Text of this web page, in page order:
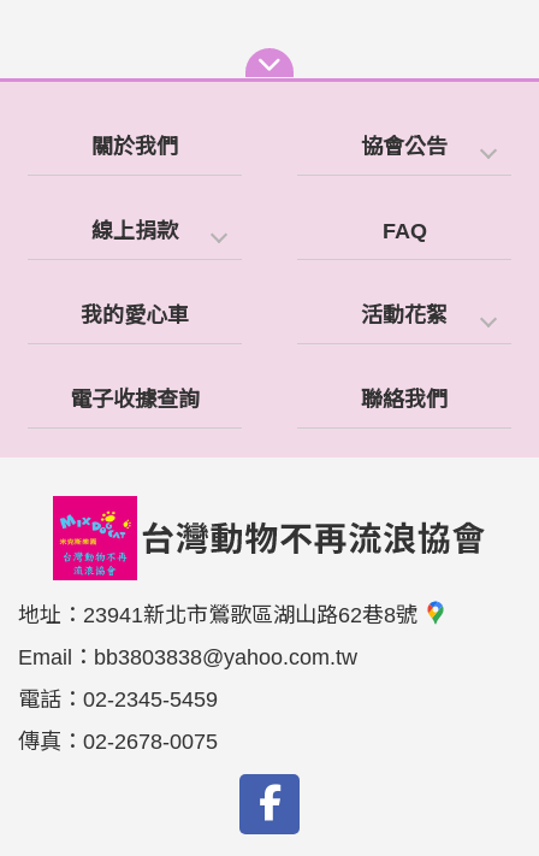
關於我們 協會公告
線上捐款 FAQ
我的愛心車 活動花絮
電子收據查詢 聯絡我們
地址： 23941新北市鶯歌區湖山路62巷8號
Email： bb3803838@yahoo.com.tw
電話： 02-2345-5459
傳真： 02-2678-0075